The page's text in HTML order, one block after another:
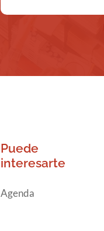
Puede
interesarte
Agenda